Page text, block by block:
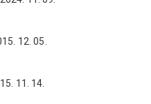
12. 05.
11. 14.